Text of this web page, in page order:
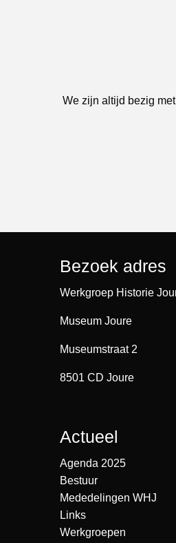
We zijn altijd bezig
Bezoek adres
Werkgroep Historie
Museum Joure
Museumstraat 2
8501 CD Joure
Actueel
Agenda 2025
Bestuur
Mededelingen WHJ
Links
Werkgroepen